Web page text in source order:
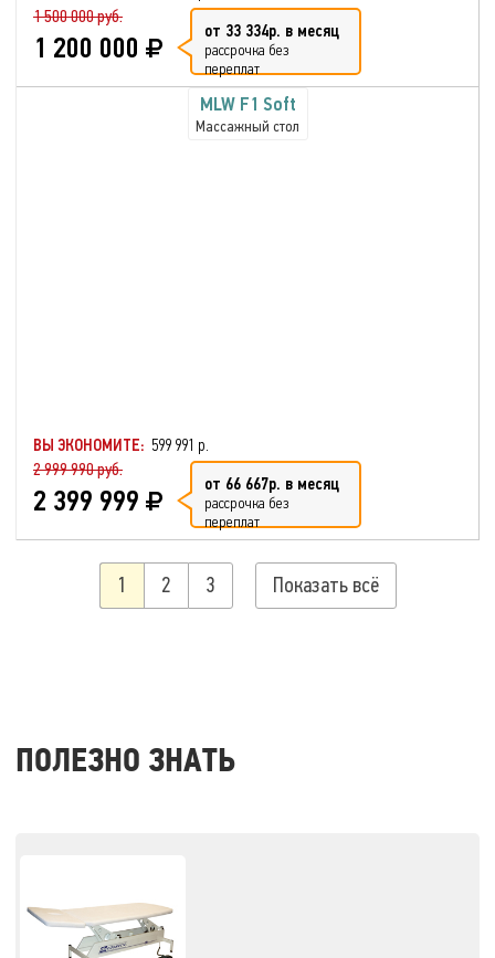
1 500 000 руб.
1 200 000 от 33 334р. в месяц
рассрочка без
переплат
MLW F1 Soft
Массажный стол
ВЫ ЭКОНОМИТЕ: 599 991 р.
2 999 990 руб.
2 399 999 от 66 667р. в месяц
рассрочка без
переплат
1 2 3 Показать всё
ПОЛЕЗНО ЗНАТЬ